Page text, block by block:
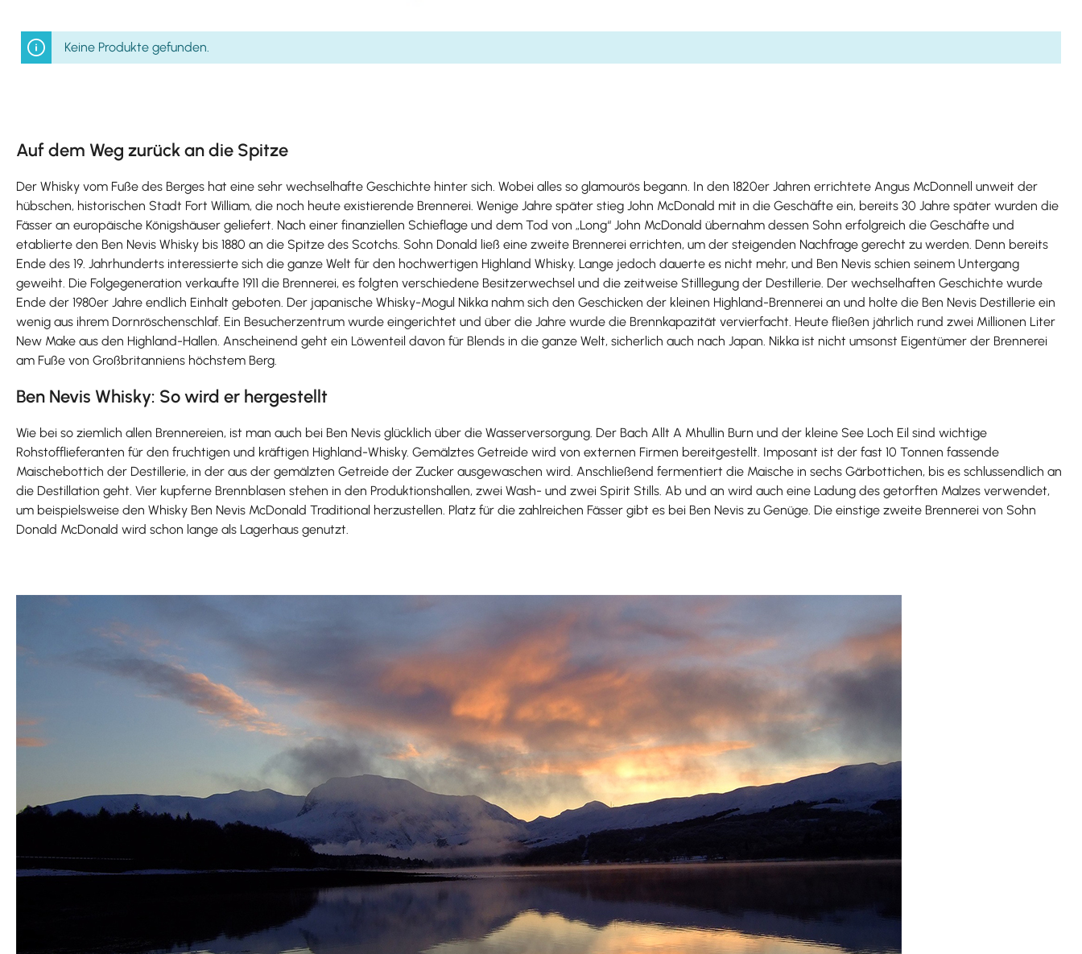
Keine Produkte gefunden.
Auf dem Weg zurück an die Spitze
Der Whisky vom Fuße des Berges hat eine sehr wechselhafte Geschichte hinter sich. Wobei alles so glamourös begann. In den 1820er Jahren errichtete Angus McDonnell unweit der
hübschen, historischen Stadt Fort William, die noch heute existierende Brennerei. Wenige Jahre später stieg John McDonald mit in die Geschäfte ein, bereits 30 Jahre später wurden die
Fässer an europäische Königshäuser geliefert. Nach einer finanziellen Schieflage und dem Tod von „Long“ John McDonald übernahm dessen Sohn erfolgreich die Geschäfte und
etablierte den Ben Nevis Whisky bis 1880 an die Spitze des Scotchs. Sohn Donald ließ eine zweite Brennerei errichten, um der steigenden Nachfrage gerecht zu werden. Denn bereits
Ende des 19. Jahrhunderts interessierte sich die ganze Welt für den hochwertigen Highland Whisky. Lange jedoch dauerte es nicht mehr, und Ben Nevis schien seinem Untergang
geweiht. Die Folgegeneration verkaufte 1911 die Brennerei, es folgten verschiedene Besitzerwechsel und die zeitweise Stilllegung der Destillerie. Der wechselhaften Geschichte wurde
Ende der 1980er Jahre endlich Einhalt geboten. Der japanische Whisky-Mogul Nikka nahm sich den Geschicken der kleinen Highland-Brennerei an und holte die Ben Nevis Destillerie ein
wenig aus ihrem Dornröschenschlaf. Ein Besucherzentrum wurde eingerichtet und über die Jahre wurde die Brennkapazität vervierfacht. Heute fließen jährlich rund zwei Millionen Liter
New Make aus den Highland-Hallen. Anscheinend geht ein Löwenteil davon für Blends in die ganze Welt, sicherlich auch nach Japan. Nikka ist nicht umsonst Eigentümer der Brennerei
am Fuße von Großbritanniens höchstem Berg.
Ben Nevis Whisky: So wird er hergestellt
Wie bei so ziemlich allen Brennereien, ist man auch bei Ben Nevis glücklich über die Wasserversorgung. Der Bach Allt A Mhullin Burn und der kleine See Loch Eil sind wichtige
Rohstofflieferanten für den fruchtigen und kräftigen Highland-Whisky. Gemälztes Getreide wird von externen Firmen bereitgestellt. Imposant ist der fast 10 Tonnen fassende
Maischebottich der Destillerie, in der aus der gemälzten Getreide der Zucker ausgewaschen wird. Anschließend fermentiert die Maische in sechs Gärbottichen, bis es schlussendlich an
die Destillation geht. Vier kupferne Brennblasen stehen in den Produktionshallen, zwei Wash- und zwei Spirit Stills. Ab und an wird auch eine Ladung des getorften Malzes verwendet,
um beispielsweise den Whisky Ben Nevis McDonald Traditional herzustellen. Platz für die zahlreichen Fässer gibt es bei Ben Nevis zu Genüge. Die einstige zweite Brennerei von Sohn
Donald McDonald wird schon lange als Lagerhaus genutzt.